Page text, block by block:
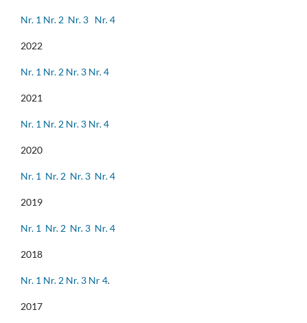
Nr. 1 Nr. 2 Nr. 3 Nr. 4
2022
Nr. 1 Nr. 2 Nr. 3 Nr. 4
2021
Nr. 1 Nr. 2 Nr. 3 Nr. 4
2020
Nr. 1 Nr. 2 Nr. 3 Nr. 4
2019
Nr. 1 Nr. 2 Nr. 3 Nr. 4
2018
Nr. 1 Nr. 2 Nr. 3 Nr 4.
2017